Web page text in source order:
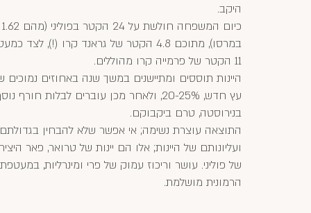
היקב.
כיום המשפחה חולשת על 24 הקטר בפוליני (מהם 1.62
במרסו), מתוכם 4.8 הקטר של גראנד קרו (!), לצד
11 הקטר של פרמייה קרו מהוללים.
היינות תוססים ומתיישנים במשך שנה באחוזים נמוכים
עץ חדש, 20-25%, ולאחר מכן עוברים לבלות חורף
בנירוסטה, טרם ביקבוקם.
התוצאה עוצרת נשימה; אי אפשר שלא להבחין בגדולתם
ועליונותם של היינות; אלו הם יינות של טרואר, פאר
של פוליני. עושר וריכוז עמוק של פרי ומינרליות, במעטפת
הרמונית מושלמת.